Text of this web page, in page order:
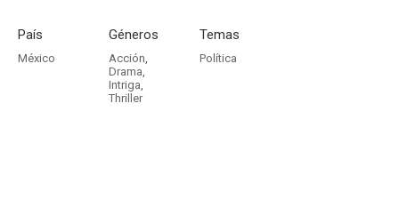
País
México
Géneros
Acción,
Drama,
Intriga,
Thriller
Temas
Política